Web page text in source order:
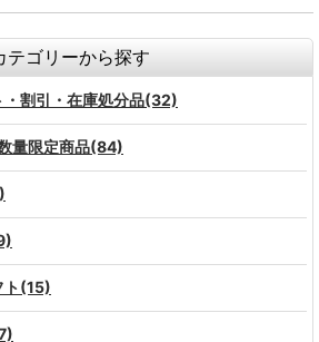
テゴリーから探す
・割引・在庫処分品(32)
量限定商品(84)
ト(15)